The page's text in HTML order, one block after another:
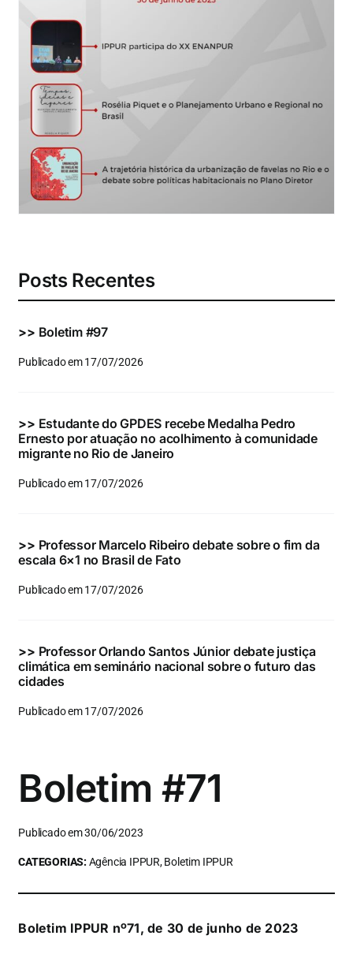
Eventos e Certificados
Comunicação
Buscar
resultados
para:
Posts Recentes
>> Boletim #97
Publicado em 17/07/2026
>> Estudante do GPDES recebe Medalha Pedro
Ernesto por atuação no acolhimento à comunidade
migrante no Rio de Janeiro
Publicado em 17/07/2026
>> Professor Marcelo Ribeiro debate sobre o fim da
escala 6×1 no Brasil de Fato
Publicado em 17/07/2026
>> Professor Orlando Santos Júnior debate justiça
climática em seminário nacional sobre o futuro das
cidades
Publicado em 17/07/2026
Boletim #71
Publicado em 30/06/2023
CATEGORIAS:Agência IPPUR, Boletim IPPUR
Boletim IPPUR nº71, de 30 de junho de 2023